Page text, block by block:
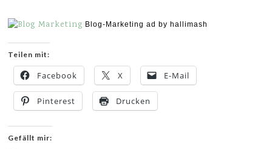
Blog-Marketing ad by hallimash
Teilen mit:
Facebook X E-Mail
Pinterest Drucken
Gefällt mir: